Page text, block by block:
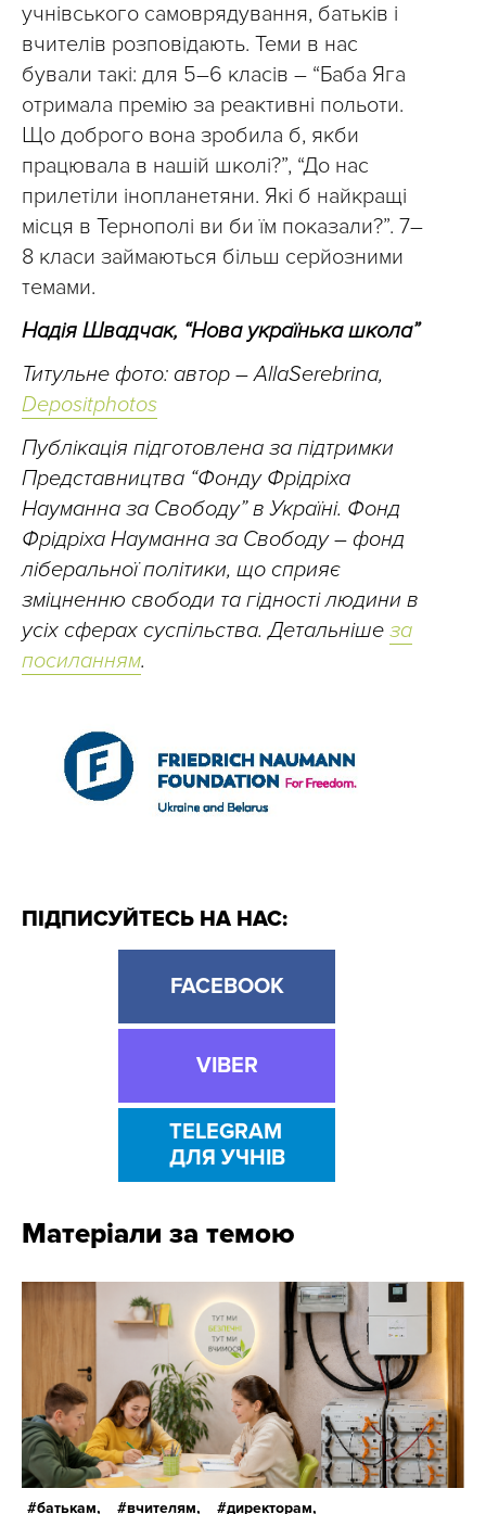
учнівського самоврядування, батьків і
вчителів розповідають. Теми в нас
бували такі: для 5–6 класів – “Баба Яга
отримала премію за реактивні польоти.
Що доброго вона зробила б, якби
працювала в нашій школі?”, “До нас
прилетіли інопланетяни. Які б найкращі
місця в Тернополі ви би їм показали?”. 7–
8 класи займаються більш серйозними
темами.
Надія Швадчак, “Нова українька школа”
Титульне фото: автор – AllaSerebrina,
Depositphotos
Публікація підготовлена за підтримки
Представництва “Фонду Фрідріха
Науманна за Свободу” в Україні. Фонд
Фрідріха Науманна за Свободу – фонд
ліберальної політики, що сприяє
зміцненню свободи та гідності людини в
усіх сферах суспільства. Детальніше за
посиланням.
ПІДПИСУЙТЕСЬ НА НАС:
FACEBOOK
VIBER
TELEGRAM
ДЛЯ УЧНІВ
Матеріали за темою
батькам, вчителям,
директорам,